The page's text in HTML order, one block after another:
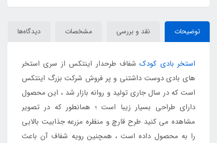
توضیحات نقد و بررسی مشخصات دیدگاه‌ها
استخر بادی کودکشفاف طرحدار اینتکس از سری استخر
های بادی دوست داشتنی و پر فروش شرکت بزرگ اینتکس
است که در سال جاری تولید و روانه بازار شد ، این محصول
دارای طراحی بسیار زیبا است ؛ همانطور که در تصویر
مشاهده می کنید طرح قارچ و منظره مزرعه جذابیت بالایی
را به محصول داده است ، همچنین رویه شفاف آن باعث